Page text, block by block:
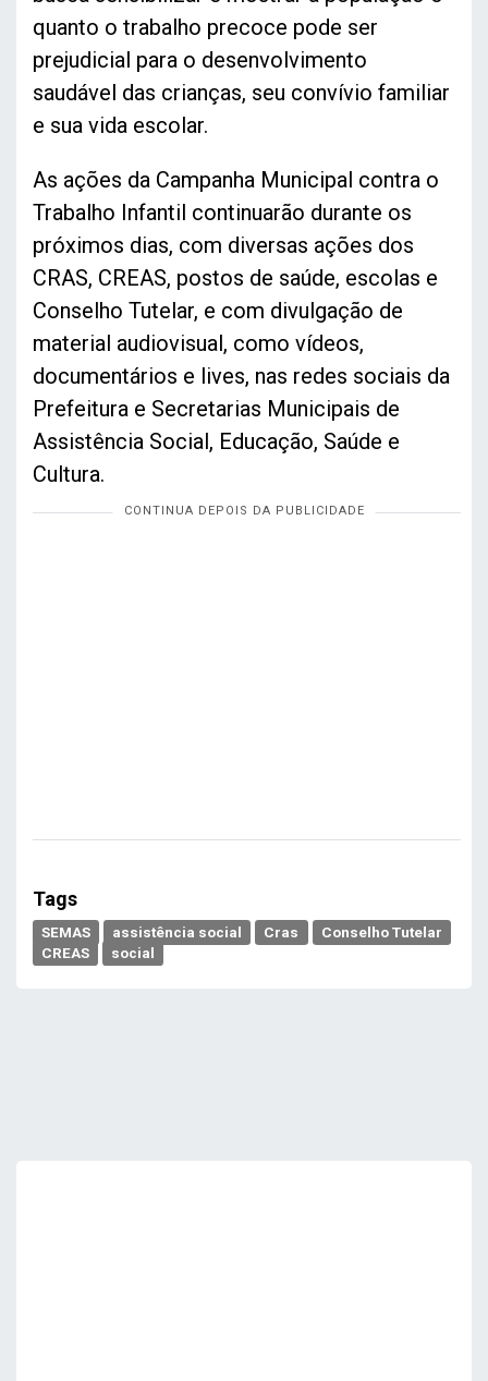
quanto o trabalho precoce pode ser
prejudicial para o desenvolvimento
saudável das crianças, seu convívio familiar
e sua vida escolar.
As ações da Campanha Municipal contra o
Trabalho Infantil continuarão durante os
próximos dias, com diversas ações dos
CRAS, CREAS, postos de saúde, escolas e
Conselho Tutelar, e com divulgação de
material audiovisual, como vídeos,
documentários e lives, nas redes sociais da
Prefeitura e Secretarias Municipais de
Assistência Social, Educação, Saúde e
Cultura.
Tags
SEMAS assistência social Cras
Conselho Tutelar
CREAS
social